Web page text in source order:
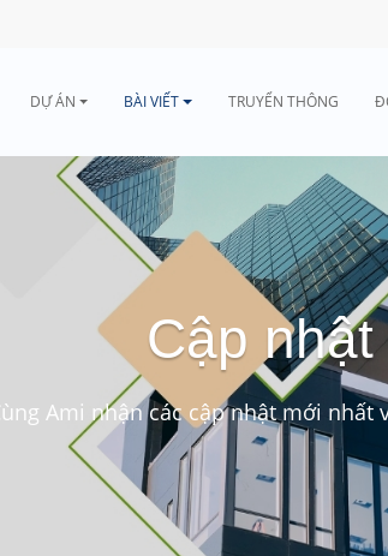
DỰ ÁN BÀI VIẾT TRUYỂN THÔNG
Cập
Ami nhận các cập nhật mới nhất